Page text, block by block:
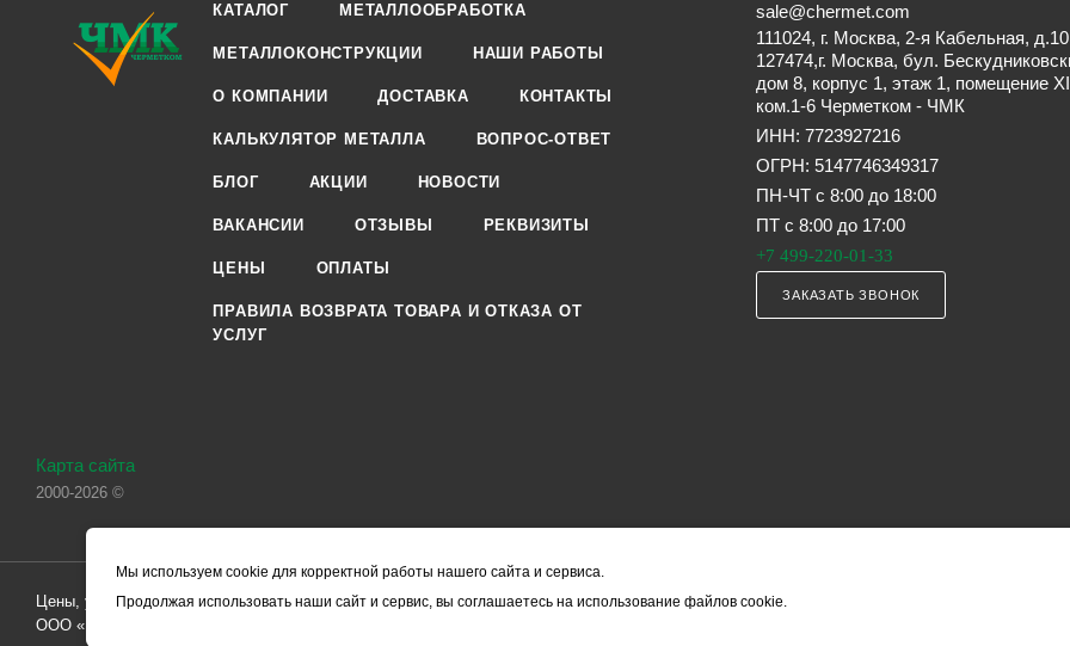
КАТАЛОГ МЕТАЛЛООБРАБОТКА
МЕТАЛЛОКОНСТРУКЦИИ НАШИ РАБОТЫ
О КОМПАНИИ ДОСТАВКА КОНТАКТЫ
КАЛЬКУЛЯТОР МЕТАЛЛА ВОПРОС-ОТВЕТ
БЛОГ АКЦИИ НОВОСТИ
ВАКАНСИИ ОТЗЫВЫ РЕКВИЗИТЫ
ЦЕНЫ ОПЛАТЫ
ПРАВИЛА ВОЗВРАТА ТОВАРА И ОТКАЗА ОТ
УСЛУГ
sale@chermet.com
111024, г. Москва, 2-я Кабельная, д.10
127474,г. Москва, бул.
дом 8, корпус 1, этаж 1, помещение
ком.1-6 Черметком - ЧМК
ИНН: 7723927216
ОГРН: 5147746349317
ПН-ЧТ с 8:00 до 18:00
ПТ с 8:00 до 17:00
+7 499-220-01-33
ЗАКАЗАТЬ ЗВОНОК
Карта сайта
2000-2026 ©
Цены, указанные на сайте, носят справочный характер и не являются офертой (в соответствии со ст. 435 ГК РФ). Они могут изменяться в
ООО «ЧЕРМЕТ.КОМ» по заключению Договора. Окончательная стоимость товара формируется менеджером и уточняется вместе со сроками
Мы используем cookie для корректной работы нашего сайта и сервиса.
Продолжая использовать наши сайт и сервис, вы соглашаетесь на использование файлов cookie.